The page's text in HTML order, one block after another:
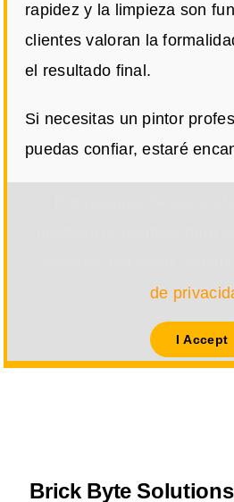
rapidez y la limpieza son
clientes valoran la
el resultado final.
Si necesitas un pintor
puedas confiar, estaré
de
I Accept
Brick Byte